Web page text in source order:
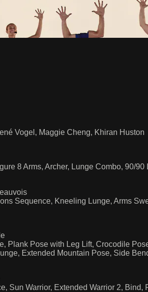
Vogel, Maggie Cheng, Khiran Huston
8 Arms, Archer, Lunge Combo, 90/90
Sequence, Kneeling Lunge, Arms
Plank Pose with Leg Lift, Crocodile
Extended Mountain Pose, Side
Sun Warrior, Extended Warrior 2, Bind,